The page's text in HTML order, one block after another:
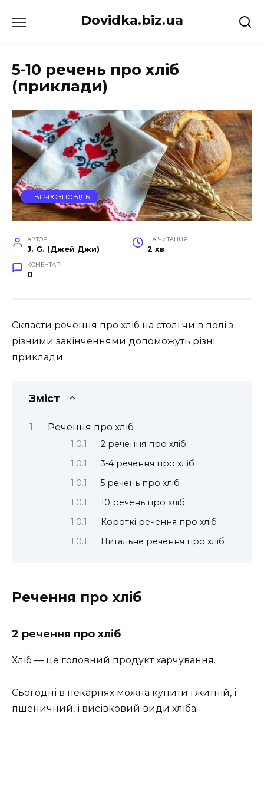
до
Dovidka.biz.ua
5-10 речень про хліб
(приклади)
ТВІР-РОЗПОВІДЬ
АВТОР
J. G. (Джей Джи)
НА ЧИТАННЯ
2 хв
КОМЕНТАРІ
0
Скласти речення про хліб на столі чи в полі з
різними закінченнями допоможуть різні
приклади.
Зміст
Речення про хліб
2 речення про хліб
3-4 речення про хліб
5 речень про хліб
10 речень про хліб
Короткі речення про хліб
Питальне речення про хліб
Речення про хліб
2 речення про хліб
Хліб — це головний продукт харчування.
Сьогодні в пекарнях можна купити і житній, і
пшеничний, і висівковий види хліба.